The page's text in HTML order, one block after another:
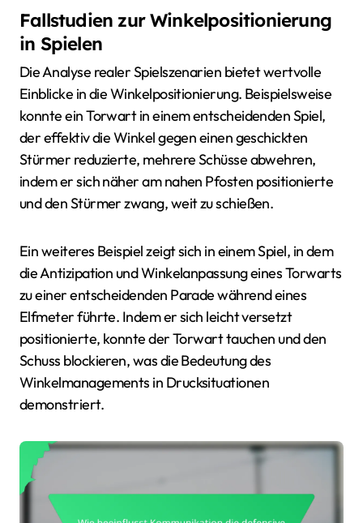
Fallstudien zur Winkelpositionierung
in Spielen
Die Analyse realer Spielszenarien bietet wertvolle
Einblicke in die Winkelpositionierung. Beispielsweise
konnte ein Torwart in einem entscheidenden Spiel,
der effektiv die Winkel gegen einen geschickten
Stürmer reduzierte, mehrere Schüsse abwehren,
indem er sich näher am nahen Pfosten positionierte
und den Stürmer zwang, weit zu schießen.
Ein weiteres Beispiel zeigt sich in einem Spiel, in dem
die Antizipation und Winkelanpassung eines Torwarts
zu einer entscheidenden Parade während eines
Elfmeter führte. Indem er sich leicht versetzt
positionierte, konnte der Torwart tauchen und den
Schuss blockieren, was die Bedeutung des
Winkelmanagements in Drucksituationen
demonstriert.